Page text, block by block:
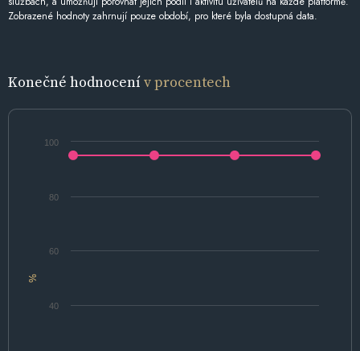
Zobrazené hodnoty zahrnují pouze období, pro které byla dostupná data.
Konečné hodnocenív procentech
%
40
60
80
100